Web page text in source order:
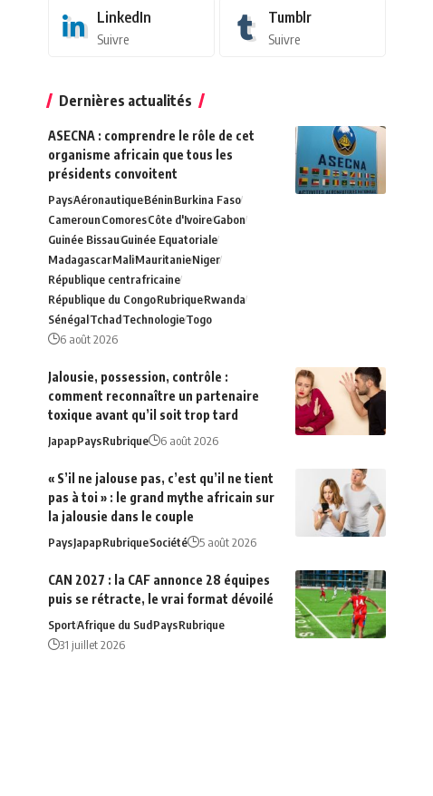
LinkedIn
Suivre
Tumblr
Suivre
Dernières actualités
ASECNA : comprendre le rôle de cet
organisme africain que tous les
présidents convoitent
PaysAéronautiqueBéninBurkina Faso
CamerounComoresCôte d'IvoireGabon
Guinée BissauGuinée Equatoriale
MadagascarMaliMauritanieNiger
République centrafricaine
République du CongoRubriqueRwanda
SénégalTchadTechnologieTogo
6 août 2026
Jalousie, possession, contrôle :
comment reconnaître un partenaire
toxique avant qu’il soit trop tard
JapapPaysRubrique 6 août 2026
« S’il ne jalouse pas, c’est qu’il ne tient
pas à toi » : le grand mythe africain sur
la jalousie dans le couple
PaysJapapRubriqueSociété 5 août 2026
CAN 2027 : la CAF annonce 28 équipes
puis se rétracte, le vrai format dévoilé
SportAfrique du‍ SudPaysRubrique
31 juillet 2026